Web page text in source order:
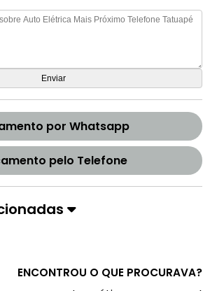
por Whatsapp
pelo Telefone
ENCONTROU O QUE PROCURAVA?